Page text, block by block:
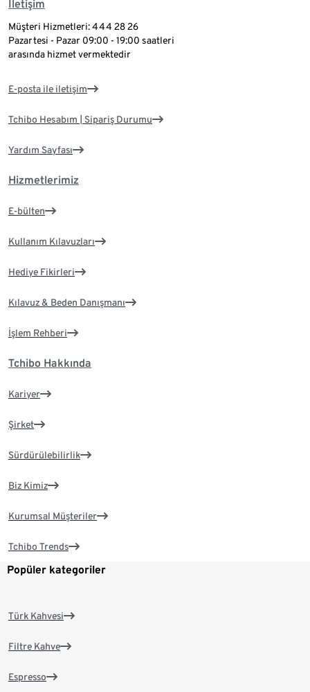
İletişim
Müşteri Hizmetleri: 444 28 26
Pazartesi - Pazar 09:00 - 19:00 saatleri
arasında hizmet vermektedir
E-posta ile iletişim
Tchibo Hesabım | Sipariş Durumu
Yardım Sayfası
Hizmetlerimiz
E-bülten
Kullanım Kılavuzları
Hediye Fikirleri
Kılavuz & Beden Danışmanı
İşlem Rehberi
Tchibo Hakkında
Kariyer
Şirket
Sürdürülebilirlik
Biz Kimiz
Kurumsal Müşteriler
Tchibo Trends
Popüler kategoriler
Türk Kahvesi
Filtre Kahve
Espresso